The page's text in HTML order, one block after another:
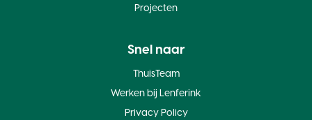
Projecten
Snel naar
ThuisTeam
Werken bij Lenferink
Privacy Policy